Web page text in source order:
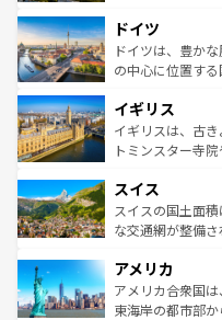
の城塞都市、穏
せる。地方によ
で、幅広い魅力
聖堂、美しいビ
から魅了する。
いる。シャンパン
香り高いラベン
らに、パリ以外
れる地方に足を
きる
を参照してほしい
ドイツ
ドイツは、豊か
の中心に位置す
顔を持つこの国は
ルリンの文化的
してライン川沿
は、お酒好きな人には
ドイツ情報はコ
イギリス
イギリスは、古
トミンスター寺
リアごとに異な
ティー、ビール
戦など、本場だ
ンツ一覧を参照し
スイス
スイスの国土面
な交通網が整備
の建物がそのまま
博物館もあり、ア
ことができる。
アメリカ
アメリカ合衆国は
東海岸の都市部